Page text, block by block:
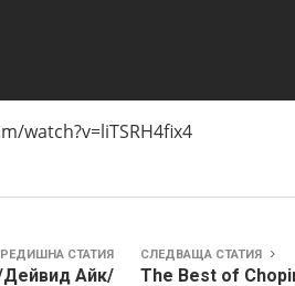
СТАТИЯ
Дейвид Айк/
СЛЕДВАЩА СТАТИЯ
The Best of